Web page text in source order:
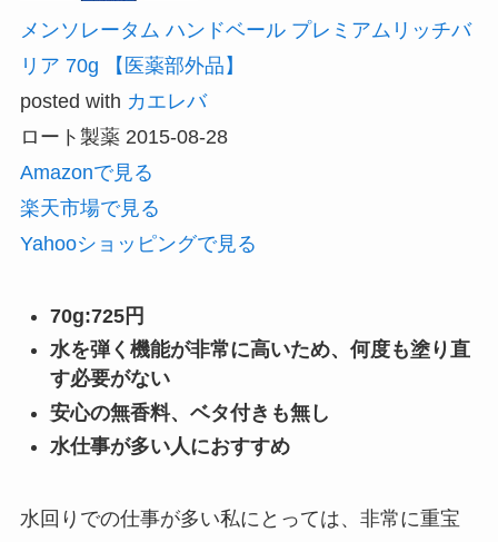
メンソレータム ハンドベール プレミアムリッチバ
リア 70g 【医薬部外品】
posted with カエレバ
ロート製薬 2015-08-28
Amazonで見る
楽天市場で見る
Yahooショッピングで見る
70g:725円
水を弾く機能が非常に高いため、何度も塗り直
す必要がない
安心の無香料、ベタ付きも無し
水仕事が多い人におすすめ
水回りでの仕事が多い私にとっては、非常に重宝